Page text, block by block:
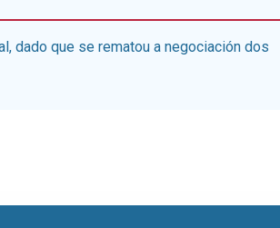
dado que se rematou a negociación dos